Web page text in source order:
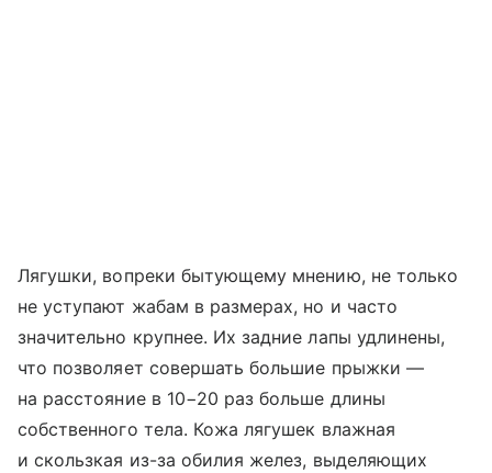
Лягушки, вопреки бытующему мнению, не только
не уступают жабам в размерах, но и часто
значительно крупнее. Их задние лапы удлинены,
что позволяет совершать большие прыжки —
на расстояние в 10−20 раз больше длины
собственного тела. Кожа лягушек влажная
и скользкая из-за обилия желез, выделяющих